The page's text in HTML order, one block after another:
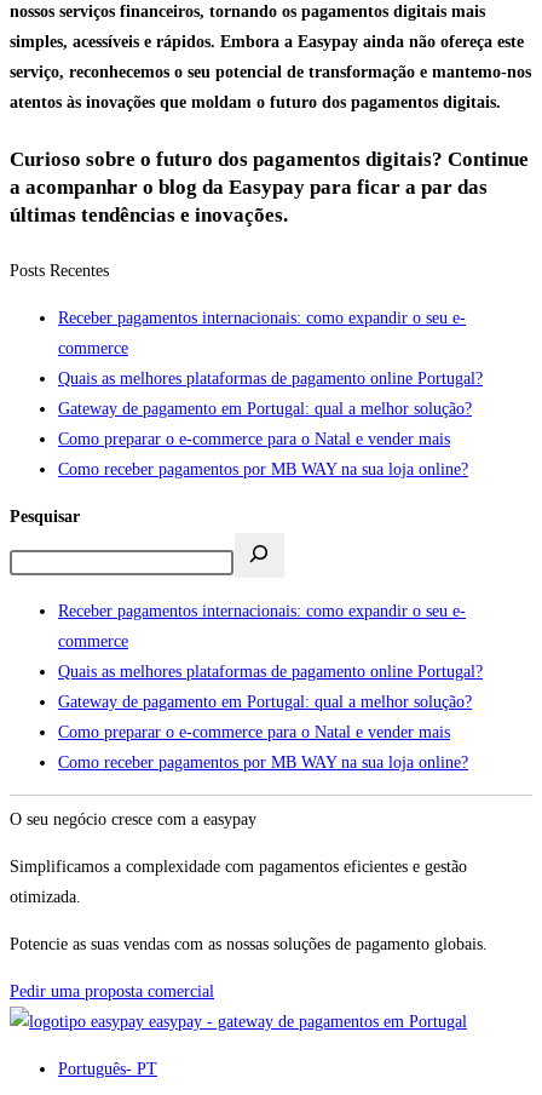
nossos serviços financeiros, tornando os pagamentos digitais mais
simples, acessíveis e rápidos. Embora a Easypay ainda não ofereça este
serviço, reconhecemos o seu potencial de transformação e mantemo-nos
atentos às inovações que moldam o futuro dos pagamentos digitais.
Curioso sobre o futuro dos pagamentos digitais? Continue
a acompanhar o blog da Easypay para ficar a par das
últimas tendências e inovações.
Posts Recentes
Receber pagamentos internacionais: como expandir o seu e-
commerce
Quais as melhores plataformas de pagamento online Portugal?
Gateway de pagamento em Portugal: qual a melhor solução?
Como preparar o e-commerce para o Natal e vender mais
Como receber pagamentos por MB WAY na sua loja online?
Pesquisar
Receber pagamentos internacionais: como expandir o seu e-
commerce
Quais as melhores plataformas de pagamento online Portugal?
Gateway de pagamento em Portugal: qual a melhor solução?
Como preparar o e-commerce para o Natal e vender mais
Como receber pagamentos por MB WAY na sua loja online?
O seu negócio cresce com a easypay
Simplificamos a complexidade com pagamentos eficientes e gestão
otimizada.
Potencie as suas vendas com as nossas soluções de pagamento globais.
Pedir uma proposta comercial
easypay - gateway de pagamentos em Portugal
Português- PT